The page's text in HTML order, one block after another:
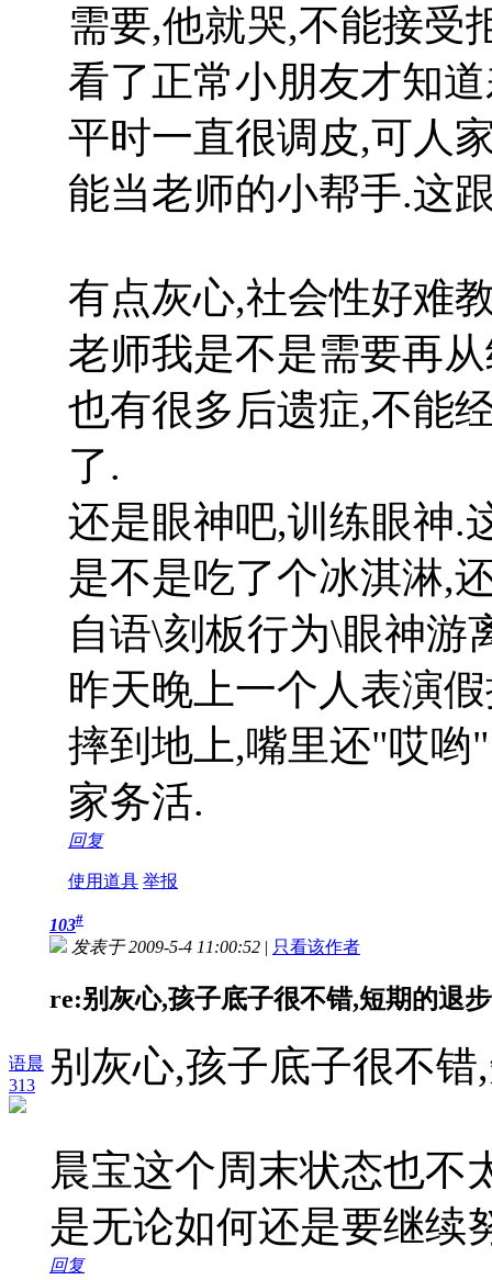
需要,他就哭,不能接受
看了正常小朋友才知
平时一直很调皮,可人
能当老师的小帮手.这
有点灰心,社会性好难
老师我是不是需要再
也有很多后遗症,不能
了.
还是眼神吧,训练眼神.
是不是吃了个冰淇淋,
自语\刻板行为\眼神游
昨天晚上一个人表演
摔到地上,嘴里还"哎哟
家务活.
回复
使用道具 举报
语晨
313
103#
发表于 2009-5-4 11:00:52 | 只看该作者
re:别灰心,孩子底子很不错,短期的退
别灰心,孩子底子很不
晨宝这个周末状态也不
是无论如何还是要继续
回复